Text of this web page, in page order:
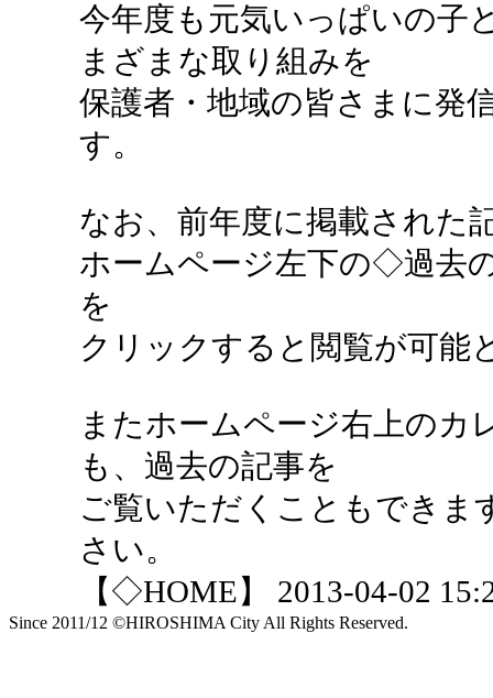
今年度も元気いっぱいの子
まざまな取り組みを
保護者・地域の皆さまに発
す。
なお、前年度に掲載された
ホームページ左下の◇過去
を
クリックすると閲覧が可能
またホームページ右上のカ
も、過去の記事を
ご覧いただくこともできま
さい。
【◇HOME】 2013-04-02
Since 2011/12 ©HIROSHIMA City All Rights Reserved.